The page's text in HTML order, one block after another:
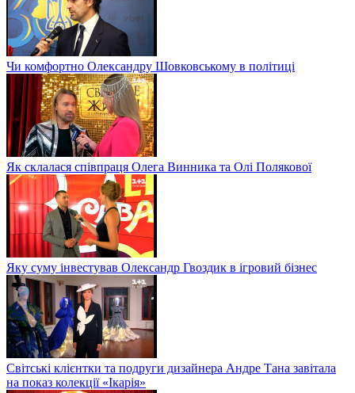
Чи комфортно Олександру Шовковському в політиці
Як склалася співпраця Олега Винника та Олі Полякової
Яку суму інвестував Олександр Гвоздик в ігровий бізнес
Світські клієнтки та подруги дизайнера Андре Тана завітала
на показ колекції «Ікарія»